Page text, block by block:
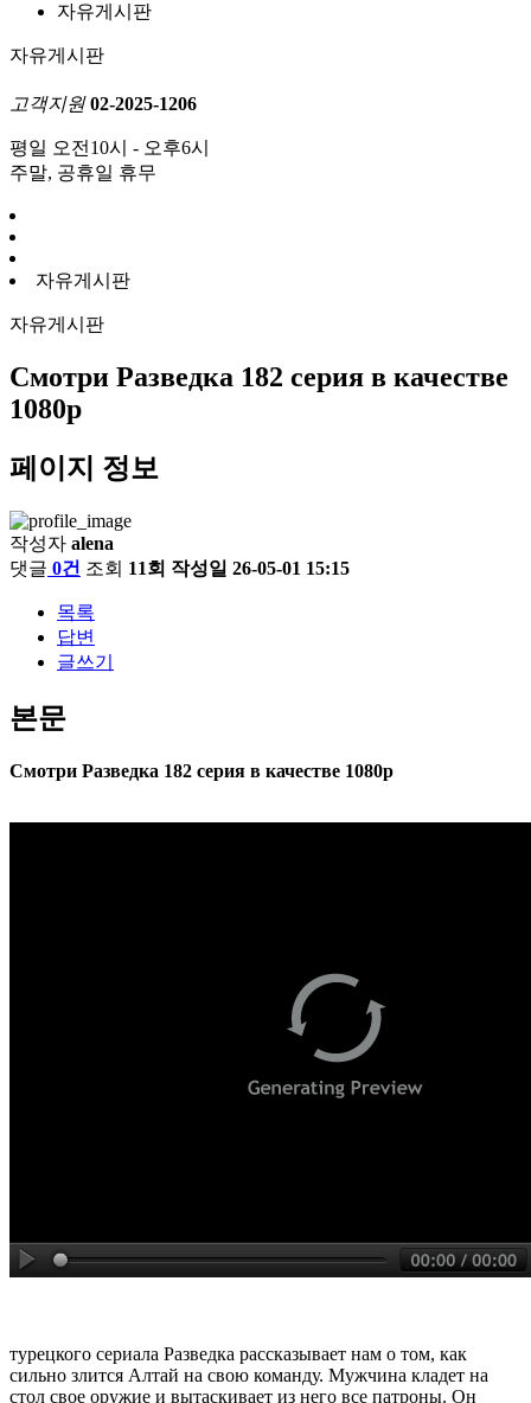
자유게시판
자유게시판
고객지원 02-2025-1206
평일 오전10시 - 오후6시
주말, 공휴일 휴무
자유게시판
자유게시판
Смотри Разведка 182 серия в качестве
1080p
페이지 정보
작성자 alena
댓글 0건 조회 11회 작성일 26-05-01 15:15
목록
답변
글쓰기
본문
Смотри Разведка 182 серия в качестве 1080p
турецкого сериала Разведка рассказывает нам о том, как
сильно злится Алтай на свою команду. Мужчина кладет на
стол свое оружие и вытаскивает из него все патроны. Он